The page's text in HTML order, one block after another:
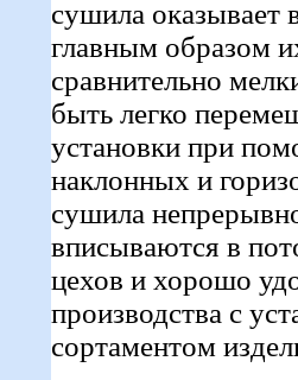
сушила оказывает
главным образом
сравнительно
быть легко
установки при
наклонных и
сушила
вписываются в
цехов и хорошо
производства с
сортаментом